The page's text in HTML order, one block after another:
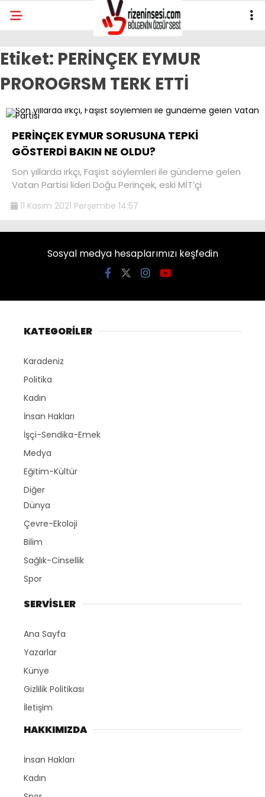
Etiket: PERİNÇEK EYMUR
PROROGRSM TERK ETTİ
PERİNÇEK EYMUR SORUSUNA TEPKİ
GÖSTERDİ BAKIN NE OLDU?
Son yıllarda ırkçı, Faşist söylemleri ile gündeme gelen
Vatan Partisi lideri Doğu Perinçek, eski MİT’çi
11 Kasım 2021 Perşembe 14:57
Sosyal medya hesaplarımızı keşfedin
KATEGORİLER
Karadeniz
Politika
Kadın
İnsan Hakları
İşçi-Sendika-Emek
Medya
Eğitim-Kültür
Diğer
Dünya
Çevre-Ekoloji
Bilim
Sağlık-Cinsellik
Spor
SERVİSLER
Ana Sayfa
Yazarlar
Künye
Gizlilik Politikası
İletişim
HAKKIMIZDA
İnsan Hakları
Kadın